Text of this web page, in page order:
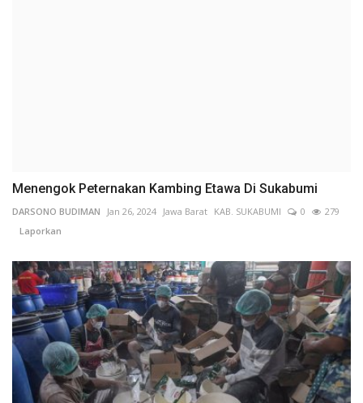
Menengok Peternakan Kambing Etawa Di Sukabumi
DARSONO BUDIMAN Jan 26, 2024 Jawa Barat KAB. SUKABUMI 0
279
Laporkan